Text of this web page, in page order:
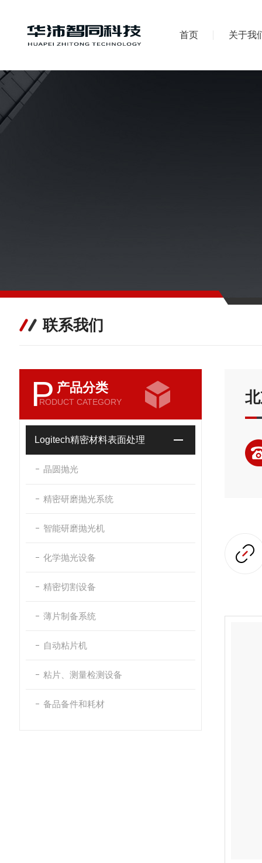
首页 关于我
联系我们
P 产品分类
RODUCT CATEGORY
Logitech精密材料表面处理
晶圆抛光
精密研磨抛光系统
智能研磨抛光机
化学抛光设备
精密切割设备
薄片制备系统
自动粘片机
粘片、测量检测设备
备品备件和耗材